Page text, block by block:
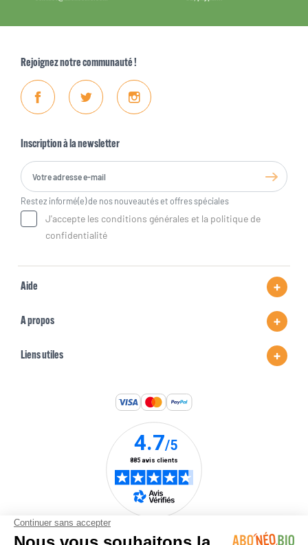
Rejoignez notre communauté !
FacebookTwitter Instagram
Inscription à la newsletter
Restez informé(e) de nos nouveautés et offres spéciales
J'accepte les conditions générales et la politique de
confidentialité
Aide
A propos
Liens utiles